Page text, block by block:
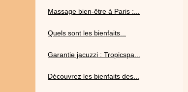
Massage bien-être à Paris :...
Quels sont les bienfaits...
Garantie jacuzzi : Tropicspa...
Découvrez les bienfaits des...